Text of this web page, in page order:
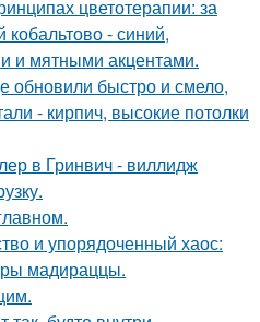
цветотерапии: за
кобальтово - синий,
и мятными акцентами.
обновили быстро и смело,
- кирпич, высокие потолки
в Гринвич - виллидж
и упорядоченный хаос:
мадираццы.